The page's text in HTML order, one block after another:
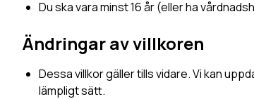
Du ska vara minst 16 år (eller ha
Ändringar av villkoren
Dessa villkor gäller tills vidare. Vi kan
lämpligt sätt.